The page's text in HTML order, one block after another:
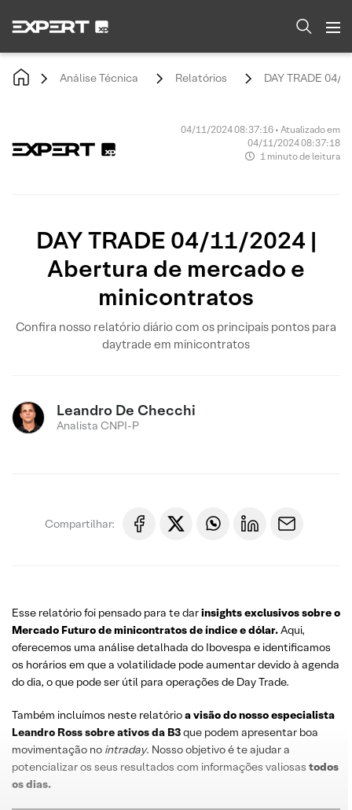
Análise Técnica Relatórios DAY TRADE 04/
04/11/2024 08:37:16 • Atualizado em
04/11/2024 08:37:18
1 minuto de leitura
DAY TRADE 04/11/2024 |
Abertura de mercado e
minicontratos
Confira nosso relatório diário com os principais pontos para
daytrade em minicontratos
Leandro De Checchi
Analista CNPI-P
Compartilhar:
Esse relatório foi pensado para te darinsights exclusivos sobre o
Mercado Futurode minicontratos de índice e dólar.Aqui,
oferecemos uma análise detalhada do Ibovespa e identificamos
os horários em que a volatilidade pode aumentar devido à agenda
do dia, o que pode ser útil para operações de Day Trade.
Também incluímos neste relatórioa visão do nosso especialista
Leandro Rosssobreativos da B3que podem apresentar boa
movimentação no intraday. Nosso objetivo é te ajudar a
potencializar os seus resultados com informações valiosas todos
os dias.